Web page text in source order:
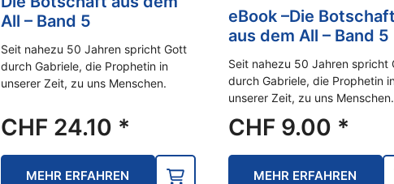
All – Band 5
Seit nahezu 50 Jahren spricht Gott
durch Gabriele, die Prophetin in
unserer Zeit, zu uns Menschen.
CHF 24.10 *
MEHR ERFAHREN
eBook –Die Botschaft
aus dem All – Band 5
Seit nahezu 50 Jahren spricht
durch Gabriele, die Prophetin
unserer Zeit, zu uns Menschen.
CHF 9.00 *
MEHR ERFAHREN